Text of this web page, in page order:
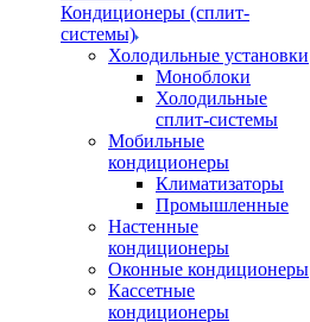
Кондиционеры (сплит-
системы)
Холодильные установки
Моноблоки
Холодильные
сплит-системы
Мобильные
кондиционеры
Климатизаторы
Промышленные
Настенные
кондиционеры
Оконные кондиционеры
Кассетные
кондиционеры